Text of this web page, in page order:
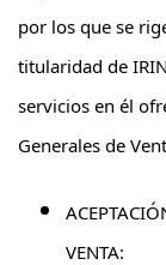
por los que se
titularidad de
servicios en él
Generales de
VENTA: